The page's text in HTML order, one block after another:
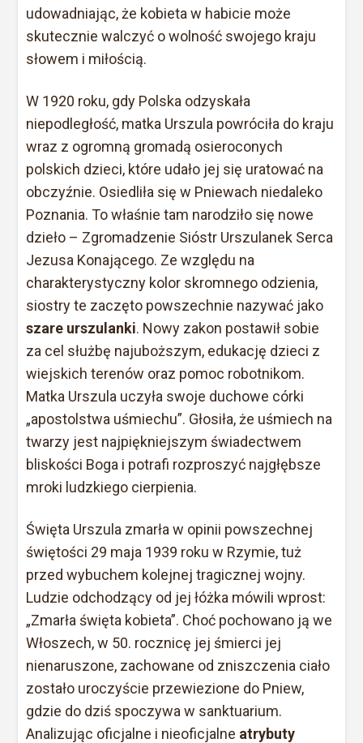
udowadniając, że kobieta w habicie może
skutecznie walczyć o wolność swojego kraju
słowem i miłością.
W 1920 roku, gdy Polska odzyskała
niepodległość, matka Urszula powróciła do kraju
wraz z ogromną gromadą osieroconych
polskich dzieci, które udało jej się uratować na
obczyźnie. Osiedliła się w Pniewach niedaleko
Poznania. To właśnie tam narodziło się nowe
dzieło – Zgromadzenie Sióstr Urszulanek Serca
Jezusa Konającego. Ze względu na
charakterystyczny kolor skromnego odzienia,
siostry te zaczęto powszechnie nazywać jako
szare urszulanki. Nowy zakon postawił sobie
za cel służbę najuboższym, edukację dzieci z
wiejskich terenów oraz pomoc robotnikom.
Matka Urszula uczyła swoje duchowe córki
„apostolstwa uśmiechu”. Głosiła, że uśmiech na
twarzy jest najpiękniejszym świadectwem
bliskości Boga i potrafi rozproszyć najgłębsze
mroki ludzkiego cierpienia.
Święta Urszula zmarła w opinii powszechnej
świętości 29 maja 1939 roku w Rzymie, tuż
przed wybuchem kolejnej tragicznej wojny.
Ludzie odchodzący od jej łóżka mówili wprost:
„Zmarła święta kobieta”. Choć pochowano ją we
Włoszech, w 50. rocznicę jej śmierci jej
nienaruszone, zachowane od zniszczenia ciało
zostało uroczyście przewiezione do Pniew,
gdzie do dziś spoczywa w sanktuarium.
Analizując oficjalne i nieoficjalne atrybuty